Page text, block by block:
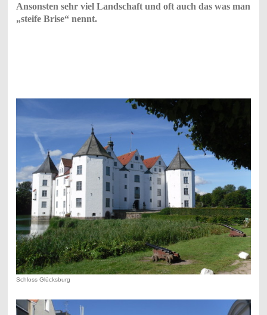
Ansonsten sehr viel Landschaft und oft auch das was man
„steife Brise“ nennt.
Schloss Glücksburg